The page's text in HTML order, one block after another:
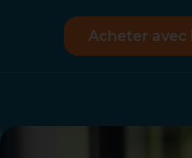
Acheter avec